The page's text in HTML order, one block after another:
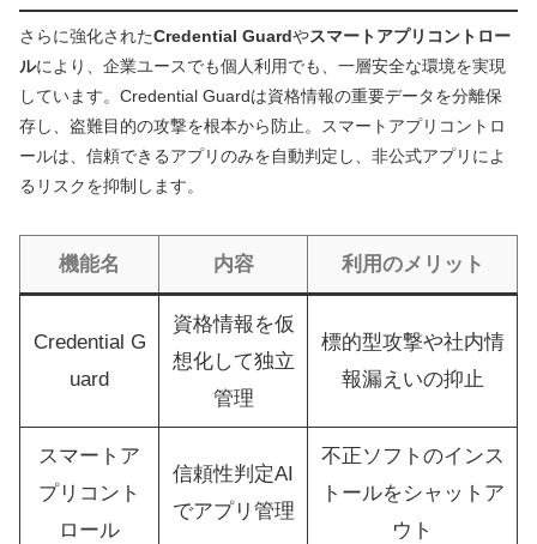
さらに強化されたCredential Guardやスマートアプリコントロー
ルにより、企業ユースでも個人利用でも、一層安全な環境を実現
しています。Credential Guardは資格情報の重要データを分離保
存し、盗難目的の攻撃を根本から防止。スマートアプリコントロ
ールは、信頼できるアプリのみを自動判定し、非公式アプリによ
るリスクを抑制します。
機能名 内容 利用のメリット
Credential G
uard
資格情報を仮
想化して独立
管理
標的型攻撃や社内情
報漏えいの抑止
スマートア
プリコント
ロール
信頼性判定AI
でアプリ管理
不正ソフトのインス
トールをシャットア
ウト